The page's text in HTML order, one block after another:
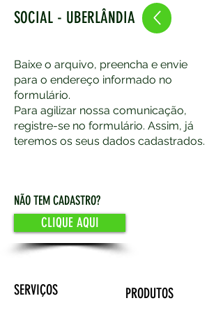
SOCIAL - UBERLÂNDIA
Baixe o arquivo, preencha e envie
para o endereço informado no
formulário.
Para agilizar nossa comunicação,
registre-se no formulário. Assim, já
teremos os seus dados cadastrados.
NÃO TEM CADASTRO?
CLIQUE AQUI
SERVIÇOS PRODUTOS